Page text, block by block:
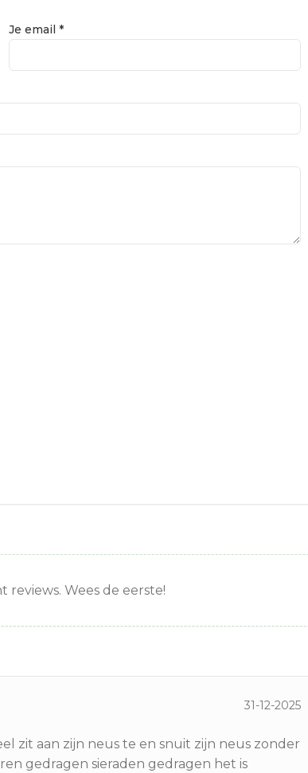
Je email *
reviews. Wees de eerste!
31-12-2025
zit aan zijn neus te en snuit zijn neus zonder
gedragen sieraden gedragen het is